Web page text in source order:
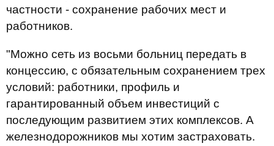
частности - сохранение рабочих мест и
работников.
"Можно сеть из восьми больниц передать в
концессию, с обязательным сохранением трех
условий: работники, профиль и
гарантированный объем инвестиций с
последующим развитием этих комплексов. А
железнодорожников мы хотим застраховать.